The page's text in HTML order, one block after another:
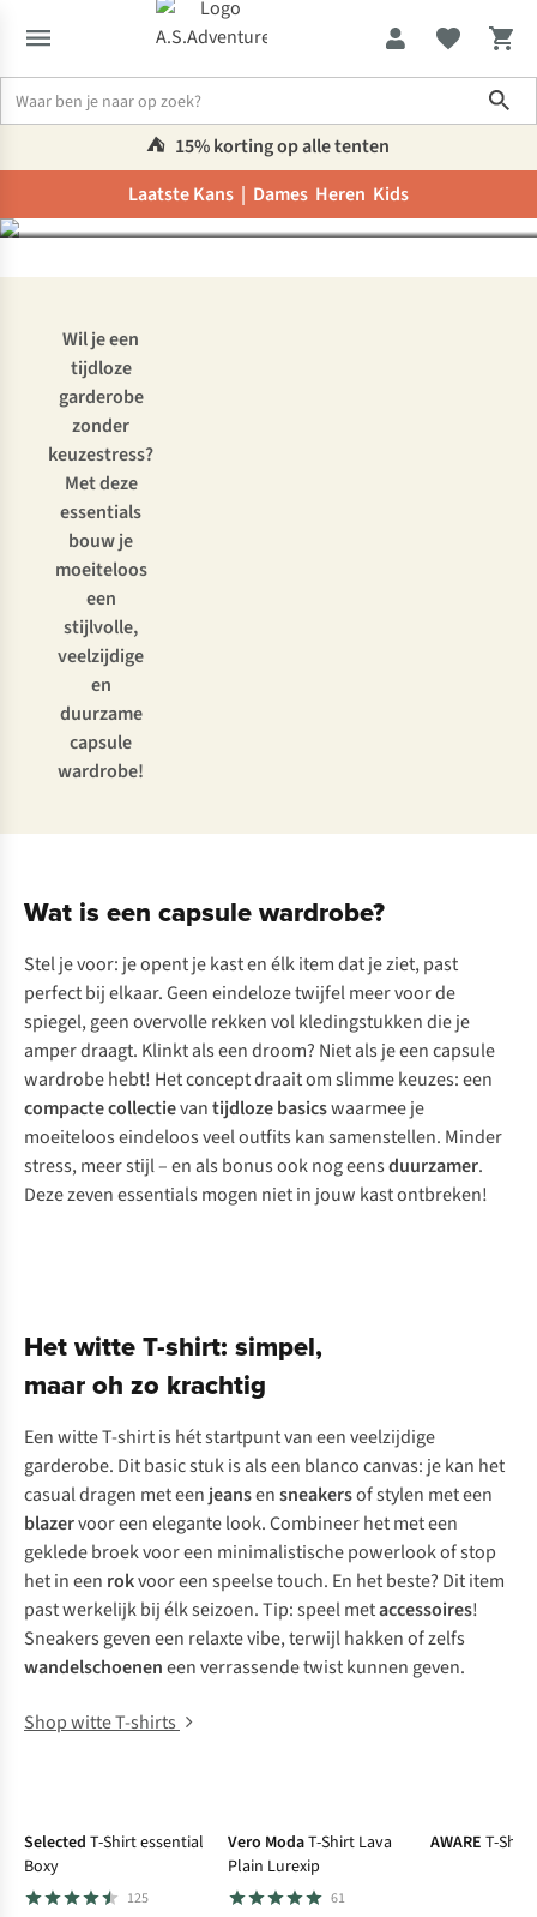
⛺️ 15% korting op alle tenten
Laatste Kans | Dames Heren Kids
stijlvolle essentials die je
eindeloos kan
combineren
Wil je een
tijdloze
garderobe
zonder
keuzestress?
Met deze
essentials
bouw je
moeiteloos
een
stijlvolle,
veelzijdige
en
duurzame
capsule
wardrobe!
Wat is een capsule wardrobe?
Stel je voor: je opent je kast en élk item dat je ziet, past
perfect bij elkaar. Geen eindeloze twijfel meer voor de
spiegel, geen overvolle rekken vol kledingstukken die je
amper draagt. Klinkt als een droom? Niet als je een capsule
wardrobe hebt! Het concept draait om slimme keuzes: een
compacte collectievantijdloze basicswaarmee je
moeiteloos eindeloos veel outfits kan samenstellen. Minder
stress, meer stijl – en als bonus ook nog eensduurzamer.
Deze zeven essentials mogen niet in jouw kast ontbreken!
Het witte T-shirt: simpel,
maar oh zo krachtig
Een witte T-shirt is hét startpunt van een veelzijdige
garderobe. Dit basic stuk is als een blanco canvas: je kan het
casual dragen met een jeansensneakersof stylen met een
blazervoor een elegante look. Combineer het met een
geklede broek voor een minimalistische powerlook of stop
het in een rokvoor een speelse touch. En het beste? Dit item
past werkelijk bij élk seizoen. Tip: speel metaccessoires!
Sneakers geven een relaxte vibe, terwijl hakken of zelfs
wandelschoeneneen verrassende twist kunnen geven.
Shop witte T-shirts
Selected T-Shirt essential
Boxy
125
Vero ModaT-Shirt Lava
Plain Lurexip
61
AWARE T-